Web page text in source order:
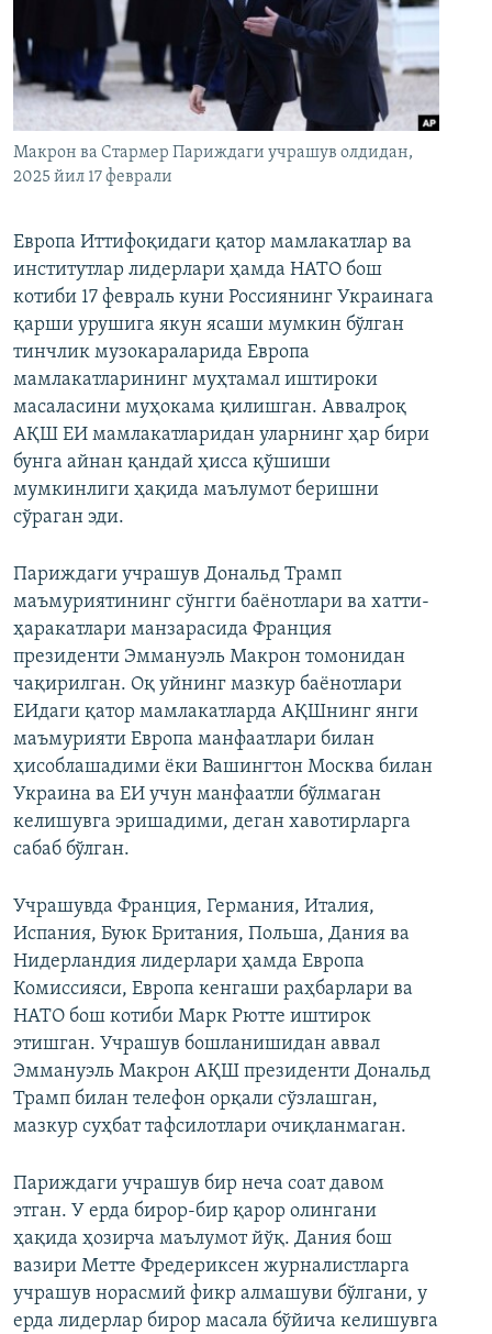
Макрон ва Стармер Париждаги учрашув олдидан,
2025 йил 17 феврали
Европа Иттифоқидаги қатор мамлакатлар ва
институтлар лидерлари ҳамда НАТО бош
котиби 17 февраль куни Россиянинг Украинага
қарши урушига якун ясаши мумкин бўлган
тинчлик музокараларида Европа
мамлакатларининг муҳтамал иштироки
масаласини муҳокама қилишган. Аввалроқ
АҚШ ЕИ мамлакатларидан уларнинг ҳар бири
бунга айнан қандай ҳисса қўшиши
мумкинлиги ҳақида маълумот беришни
сўраган эди.
Париждаги учрашув Дональд Трамп
маъмуриятининг сўнгги баёнотлари ва хатти-
ҳаракатлари манзарасида Франция
президенти Эммануэль Макрон томонидан
чақирилган. Оқ уйнинг мазкур баёнотлари
ЕИдаги қатор мамлакатларда АҚШнинг янги
маъмурияти Европа манфаатлари билан
ҳисоблашадими ёки Вашингтон Москва билан
Украина ва ЕИ учун манфаатли бўлмаган
келишувга эришадими, деган хавотирларга
сабаб бўлган.
Учрашувда Франция, Германия, Италия,
Испания, Буюк Британия, Польша, Дания ва
Нидерландия лидерлари ҳамда Европа
Комиссияси, Европа кенгаши раҳбарлари ва
НАТО бош котиби Марк Рютте иштирок
этишган. Учрашув бошланишидан аввал
Эммануэль Макрон АҚШ президенти Дональд
Трамп билан телефон орқали сўзлашган,
мазкур суҳбат тафсилотлари очиқланмаган.
Париждаги учрашув бир неча соат давом
этган. У ерда бирор-бир қарор олингани
ҳақида ҳозирча маълумот йўқ. Дания бош
вазири Метте Фредериксен журналистларга
учрашув норасмий фикр алмашуви бўлгани, у
ерда лидерлар бирор масала бўйича келишувга